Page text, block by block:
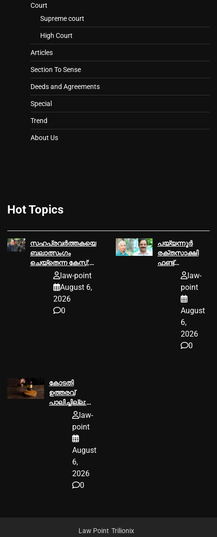
Court
Supreme court
High Court
Articles
Section To Sense
Deeds and Agreements
Special
Trend
About Us
Hot Topics
സഹപ്രവർത്തകയെ
ബലാത്സംഗം
ചെയ്‌തെന്ന കേസ്;
തരുൺ തേജ്പാൽ
കുറ്റക്കാരനെന്ന്
ബോംബെ
ഹൈക്കോടതി
law-point
August 6,
2026
0
പയ്യന്നൂര്‍
രക്തസാക്ഷി
ഫണ്ട്
ആരോപണം,
മധുസൂദനൻ
എംഎല്‍എ വി
കുഞ്ഞികൃഷ്ണന്
നോട്ടീസ്
law-
point
August
6,
2026
0
കോടതി
ഉത്തരവ്‌
പാലിച്ചില്ല:
മൂവാറ്റുപുഴ
രൂപയുടെ പിഴ
law-
point
August
6,
2026
0
Law Point Trilionix